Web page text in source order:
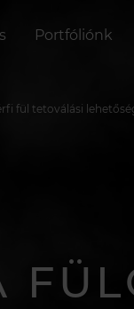
Portfóliónk
fül tetoválási